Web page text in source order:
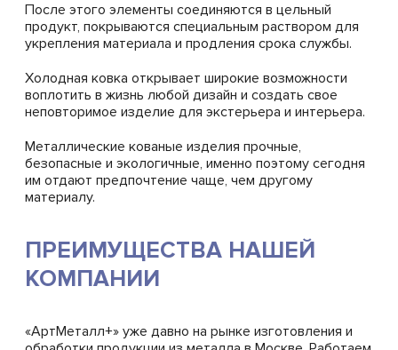
После этого элементы соединяются в цельный
продукт, покрываются специальным раствором для
укрепления материала и продления срока службы.
Холодная ковка открывает широкие возможности
воплотить в жизнь любой дизайн и создать свое
неповторимое изделие для экстерьера и интерьера.
Металлические кованые изделия прочные,
безопасные и экологичные, именно поэтому сегодня
им отдают предпочтение чаще, чем другому
материалу.
ПРЕИМУЩЕСТВА НАШЕЙ
КОМПАНИИ
«АртМеталл+» уже давно на рынке изготовления и